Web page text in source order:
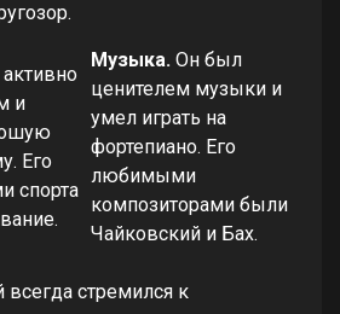
и
Его
спорта
Музыка. Он был
ценителем музыки и
умел играть на
фортепиано. Его
любимыми
композиторами были
Чайковский и Бах.
стремился к